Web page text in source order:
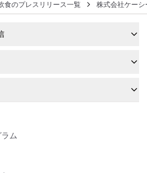
食のプレスリリース一覧 株式会社ケーシ
ム